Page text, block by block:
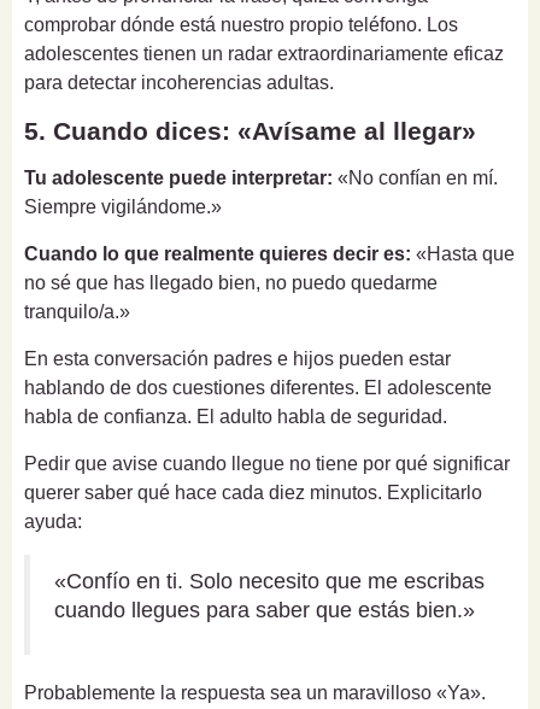
comprobar dónde está nuestro propio teléfono. Los
adolescentes tienen un radar extraordinariamente eficaz
para detectar incoherencias adultas.
5. Cuando dices: «Avísame al llegar»
Tu adolescente puede interpretar: «No confían en mí.
Siempre vigilándome.»
Cuando lo que realmente quieres decir es: «Hasta que
no sé que has llegado bien, no puedo quedarme
tranquilo/a.»
En esta conversación padres e hijos pueden estar
hablando de dos cuestiones diferentes. El adolescente
habla de confianza. El adulto habla de seguridad.
Pedir que avise cuando llegue no tiene por qué significar
querer saber qué hace cada diez minutos. Explicitarlo
ayuda:
«Confío en ti. Solo necesito que me escribas
cuando llegues para saber que estás bien.»
Probablemente la respuesta sea un maravilloso «Ya».